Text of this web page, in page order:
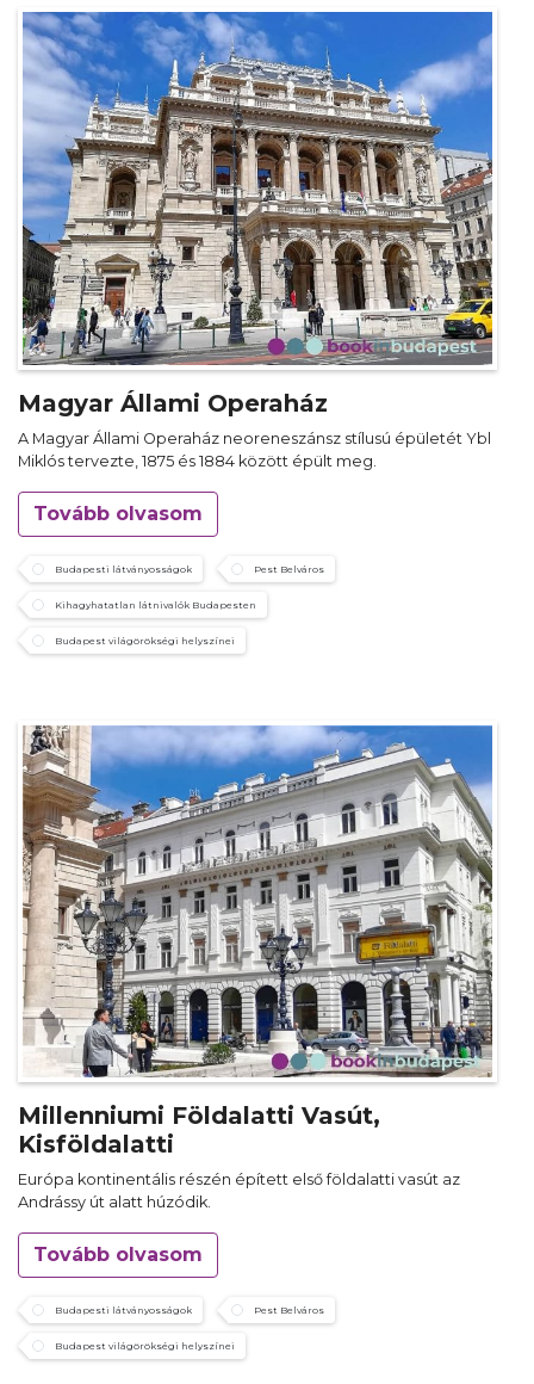
Magyar Állami Operaház
A Magyar Állami Operaház neoreneszánsz stílusú épületét Ybl
Miklós tervezte, 1875 és 1884 között épült meg.
Tovább olvasom
Budapesti látványosságok Pest Belváros
Kihagyhatatlan látnivalók Budapesten
Budapest világörökségi helyszínei
Millenniumi Földalatti Vasút,
Kisföldalatti
Európa kontinentális részén épített első földalatti vasút az
Andrássy út alatt húzódik.
Tovább olvasom
Budapesti látványosságok Pest Belváros
Budapest világörökségi helyszínei